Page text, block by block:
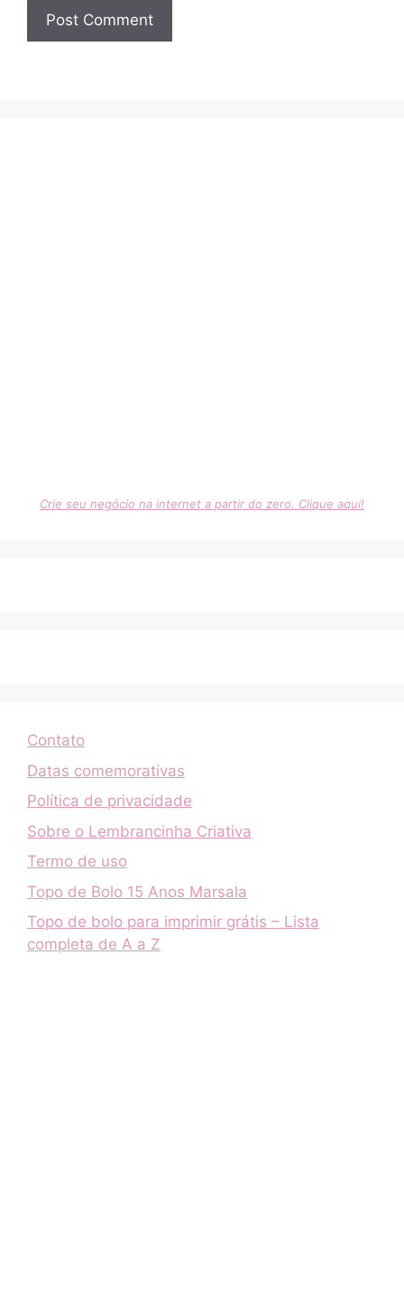
Crie seu negócio na internet a partir do zero. Clique aqui!
Contato
Datas comemorativas
Política de privacidade
Sobre o Lembrancinha Criativa
Termo de uso
Topo de Bolo 15 Anos Marsala
Topo de bolo para imprimir grátis – Lista
completa de A a Z